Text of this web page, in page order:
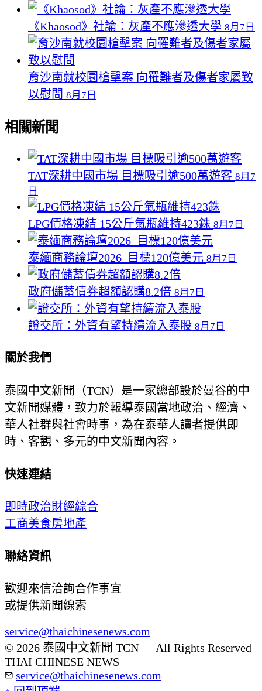
《Khaosod》社論：灰產不應滲透大學 8月7日
育沙南就校園槍擊案 向罹難者及傷者家屬致
以慰問 8月7日
相關新聞
TAT深耕中國市場 目標吸引逾500萬遊客 8月7
日
LPG價格凍結 15公斤氣瓶維持423銖 8月7日
泰緬商務論壇2026 目標120億美元 8月7日
政府儲蓄債券超額認購8.2倍 8月7日
證交所：外資有望持續流入泰股 8月7日
關於我們
泰國中文新聞（TCN）是一家總部設於曼谷的中
文新聞媒體，致力於報導泰國當地政治、經濟、
華人社群與社會時事，為在泰華人讀者提供即
時、客觀、多元的中文新聞內容。
快速連結
即時政治財經綜合
工商美食房地產
聯絡資訊
歡迎來信洽詢合作事宜
或提供新聞線索
service@thaichinesenews.com
© 2026 泰國中文新聞 TCN — All Rights Reserved
THAI CHINESE NEWS
service@thaichinesenews.com